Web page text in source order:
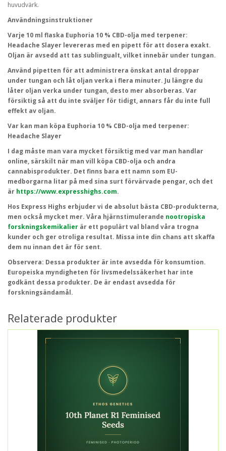
huvudvärk.
Användningsinstruktioner
Varje 10 ml flaska Euphoria 10 % CBD-olja med terpener:
Headache Slayer levereras med en pipett för att dosera exakt.
Oljan är avsedd att tas sublingualt, vilket innebär under tungan.
Använd pipetten för att administrera önskat antal droppar
under tungan och låt oljan verka i flera minuter. Ju längre du
låter oljan verka under tungan, desto mer absorberas. Var
försiktig så att du inte sväljer för tidigt, annars får du inte full
effekt av oljan.
Var kan man köpa Euphoria 10 % CBD-olja med terpener:
Headache Slayer
I dag måste man vara mycket försiktig med var man handlar
online, särskilt när man vill köpa CBD-olja och andra
cannabisprodukter. Det finns bara ett namn som EU-
medborgarna litar på med sina surt förvärvade pengar, och det
är https://www.expresshighs.com.
Hos Express Highs erbjuder vi de absolut bästa CBD-produkterna,
men också mycket mer. Våra hjärnstimulerande nootropiska
forskningskemikalier är ett populärt val bland våra trogna
kunder och ger otroliga resultat. Missa inte din chans att skaffa
dem nu innan det är för sent.
Observera: Dessa produkter är inte avsedda för konsumtion.
Europeiska myndigheten för livsmedelssäkerhet har inte
godkänt dessa produkter. De är endast avsedda för
forskningsändamål.
Relaterade produkter